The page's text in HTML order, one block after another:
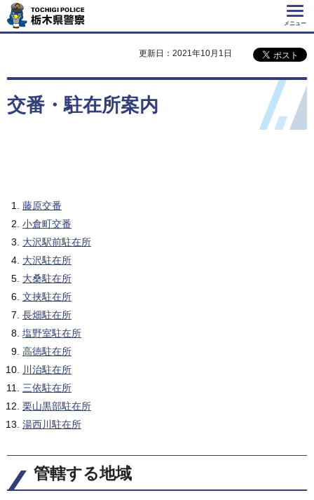
Tochigi Police 栃
木県警察
メニュー
更新日：2021年10月1日
交番・駐在所案内
藤原交番
小倉町交番
大沢駅前駐在所
大沢駐在所
大桑駐在所
文挟駐在所
長畑駐在所
塩野室駐在所
高徳駐在所
川治駐在所
三依駐在所
栗山黒部駐在所
湯西川駐在所
管轄する地域